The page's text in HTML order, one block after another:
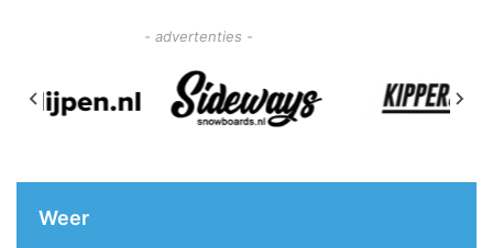
- advertenties -
Weer